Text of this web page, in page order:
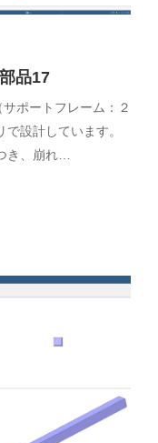
品17
ポートフレーム：２
設計しています。
き、崩れ…